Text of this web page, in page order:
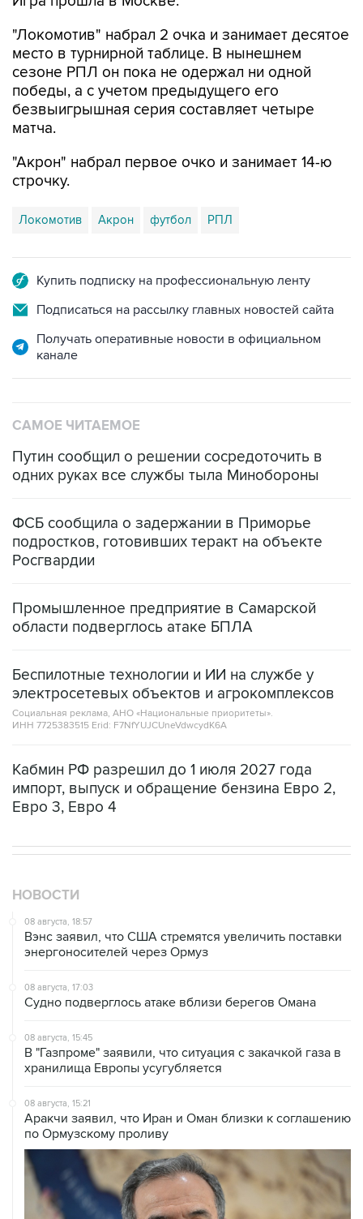
"Локомотив" набрал 2 очка и занимает десятое
место в турнирной таблице. В нынешнем
сезоне РПЛ он пока не одержал ни одной
победы, а с учетом предыдущего его
безвыигрышная серия составляет четыре
матча.
"Акрон" набрал первое очко и занимает 14-ю
строчку.
Локомотив Акрон футбол РПЛ
Купить подписку на профессиональную ленту
Подписаться на рассылку главных новостей сайта
Получать оперативные новости в официальном
канале
САМОЕ ЧИТАЕМОЕ
Путин сообщил о решении сосредоточить в
одних руках все службы тыла Минобороны
ФСБ сообщила о задержании в Приморье
подростков, готовивших теракт на объекте
Росгвардии
Промышленное предприятие в Самарской
области подверглось атаке БПЛА
Беспилотные технологии и ИИ на службе у
электросетевых объектов и агрокомплексов
Социальная реклама, АНО «Национальные приоритеты».
ИНН 7725383515 Erid: F7NfYUJCUneVdwcydK6A
Кабмин РФ разрешил до 1 июля 2027 года
импорт, выпуск и обращение бензина Евро 2,
Евро 3, Евро 4
НОВОСТИ
08 августа, 18:57
Вэнс заявил, что США стремятся увеличить поставки
энергоносителей через Ормуз
08 августа, 17:03
Судно подверглось атаке вблизи берегов Омана
08 августа, 15:45
В "Газпроме" заявили, что ситуация с закачкой газа в
хранилища Европы усугубляется
08 августа, 15:21
Аракчи заявил, что Иран и Оман близки к соглашению
по Ормузскому проливу